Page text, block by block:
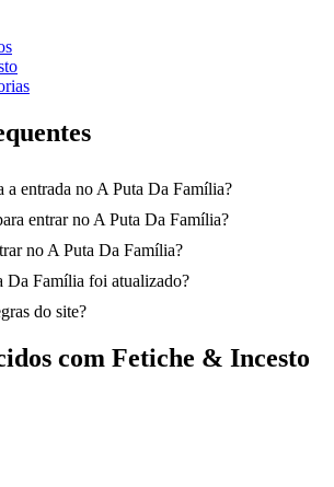
a entrada no A Puta Da Família?
entrar no A Puta Da Família?
no A Puta Da Família?
Da Família foi atualizado?
do site?
com Fetiche & Incesto